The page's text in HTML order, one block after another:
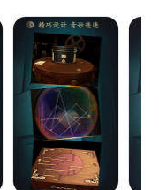
视面板，处处细节
奇的机械世界！
秘信件，种种元素
奇的冒险之旅！